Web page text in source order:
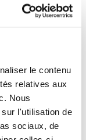
le contenu
relatives aux
Nous
l'utilisation de
sociaux, de
Commission
registre du
d’autres
à caractère
ou toute